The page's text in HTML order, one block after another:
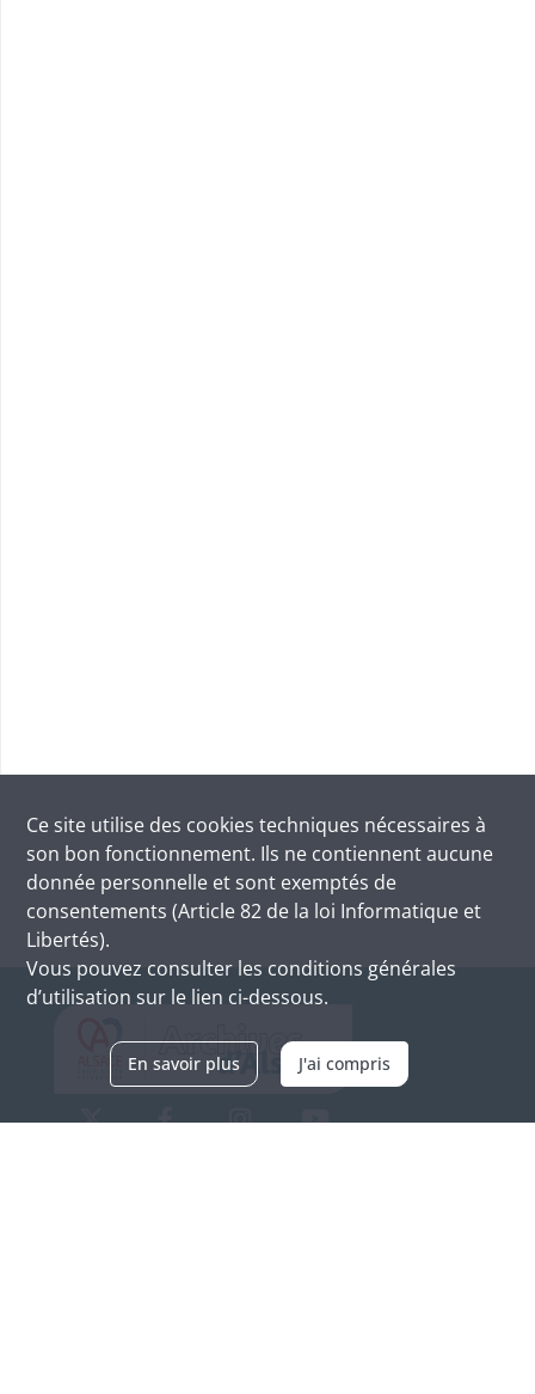
Ce site utilise des cookies techniques nécessaires à
son bon fonctionnement. Ils ne contiennent aucune
donnée personnelle et sont exemptés de
consentements (Article 82 de la loi Informatique et
Libertés).
Vous pouvez consulter les conditions générales
d’utilisation sur le lien ci-dessous.
En savoir plus J'ai compris